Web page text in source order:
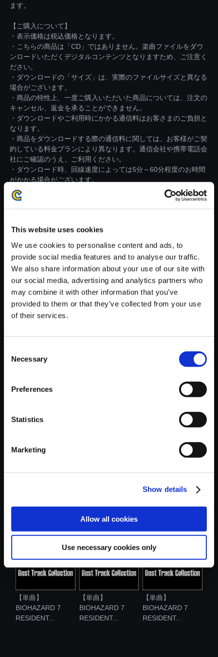
This website uses cookies
We use cookies to personalise content and ads, to
provide social media features and to analyse our traffic.
We also share information about your use of our site with
our social media, advertising and analytics partners who
may combine it with other information that you’ve
provided to them or that they’ve collected from your use
of their services.
Selection
Necessary
Preferences
Statistics
Marketing
Show details
Allow all cookies
Use necessary cookies only
ます。
【ご購入について】
・表示価格は税込価格となります。
・こちらの商品は「CD」ではありません。楽曲ファイルをダウ
ンロードいただくデジタルコンテンツとなりますため、ご注意く
ださい。
・ダウンロードの「サイズ」は、実際のファイルサイズと異なる
場合がございます。
・商品の特性上、一度ご購入いただいた商品については、注文の
キャンセル、返金を承ることができません。
・ダウンロードやご利用時にかかる通信料はお客さまのご負担と
なります。
・商品をダウンロードする際の通信料に関しては、お客様がご契
約している料金プランにより異なります。通信会社や携帯電話会
社にご確認のうえ、ご利用ください。
・ダウンロード時、回線速度によっては5分～60分程度のお時間
がかかる場合がございます。
※ご購入いただいたファイルのダウンロードの際には、通信環境
が安定しているWifi環境でお試しください。
【単曲】BIOHAZARD 7 RESID
ENT EVIL Best Track Collectio
n The Beast
【単曲】
【単曲】
BIOHAZARD 7
RESIDENT...
【単曲】
BIOHAZARD 7
RESIDENT...
【単曲】
BIOHAZARD 7
RESIDENT...